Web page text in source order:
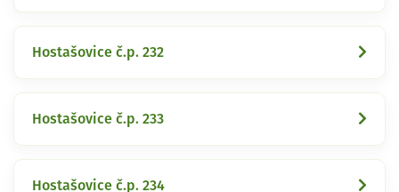
Hostašovice č.p. 232
Hostašovice č.p. 233
Hostašovice č.p. 234